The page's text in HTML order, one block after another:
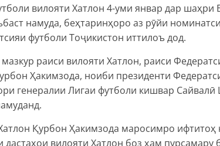
вилояти Хатлон 4-уми январ дар
намуда, беҳтаринҳоро аз рӯйи
футболи Тоҷикистон иттилоъ дод.
раиси вилояти Хатлон, раиси
Ҳакимзода, ноиби президенти
генералии Лигаи футболи кишвар
Қурбон Ҳакимзода маросимро ифтитоҳ
дастаҳои вилояти Хатлон боз ҳам пурсамару